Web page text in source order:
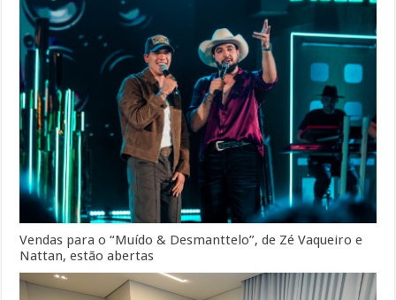
Vendas para o “Muído & Desmanttelo”, de Zé Vaqueiro e
Nattan, estão abertas